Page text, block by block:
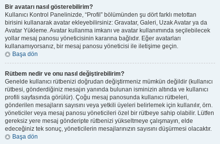
Bir avatarı nasıl gösterebilirim?
Kullanıcı Kontrol Panelinizde, “Profil” bölümünden şu dört farklı metottan
birisini kullanarak avatar ekleyebilirsiniz: Gravatar, Galeri, Uzak Avatar ya da
Avatar Yükleme. Avatar kullanma imkanı ve avatar kullanımında seçilebilecek
yollar mesaj panosu yöneticisinin kararına bağlıdır. Eğer avatarları
kullanamıyorsanız, bir mesaj panosu yöneticisi ile iletişime geçin.
Başa dön
Rütbem nedir ve onu nasıl değiştirebilirim?
Genelde kullanıcı rütbenizi doğrudan değiştirmeniz mümkün değildir (kullanıcı
rütbesi, gönderdiğiniz mesajın yanında bulunan isminizin altında ve kullanıcı
profili sayfasında görülür). Çoğu mesaj panosunda kullanıcı rütbeleri,
gönderilen mesajların sayısını veya yetkili üyeleri belirlemek için kullanılır, örn.
yöneticiler veya mesaj panosu yöneticileri özel bir rütbeye sahip olabilir. Lütfen
gereksiz yere mesaj gönderipte rütbenizi yükseltmeye çalışmayın, elde
edeceğiniz tek sonuç, yöneticilerin mesajlarınızın sayısını düşürmesi olacaktır.
Başa dön